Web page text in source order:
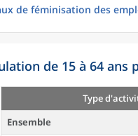
de féminisation des
de 15 à 64
Type
Ensemble